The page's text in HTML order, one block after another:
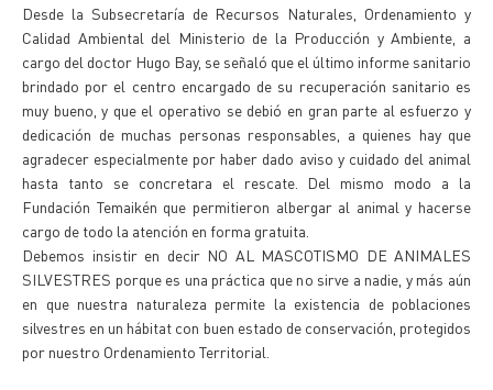
Desde la Subsecretaría de Recursos Naturales, Ordenamiento y
Calidad Ambiental del Ministerio de la Producción y Ambiente, a
cargo del doctor Hugo Bay, se señaló que el último informe sanitario
brindado por el centro encargado de su recuperación sanitario es
muy bueno, y que el operativo se debió en gran parte al esfuerzo y
dedicación de muchas personas responsables, a quienes hay que
agradecer especialmente por haber dado aviso y cuidado del animal
hasta tanto se concretara el rescate. Del mismo modo a la
Fundación Temaikén que permitieron albergar al animal y hacerse
cargo de todo la atención en forma gratuita.
Debemos insistir en decir NO AL MASCOTISMO DE ANIMALES
SILVESTRES porque es una práctica que no sirve a nadie, y más aún
en que nuestra naturaleza permite la existencia de poblaciones
silvestres en un hábitat con buen estado de conservación, protegidos
por nuestro Ordenamiento Territorial.